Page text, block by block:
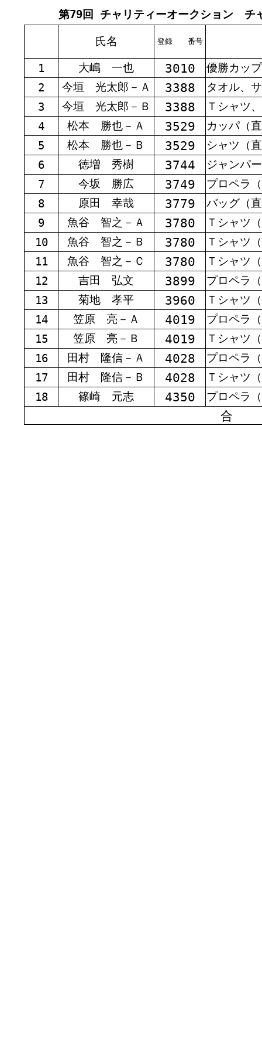
第79回 チャリティーオークション
氏名 登録 番号
1 大嶋 一也 3010
優勝カッ
2
今垣 光太郎－Ａ 3388
タオル、
3
今垣 光太郎－Ｂ 3388
Ｔシャツ
4
松本 勝也－Ａ 3529
カッパ（
5
松本 勝也－Ｂ 3529
シャツ（
6
徳増 秀樹 3744
ジャンパ
7
今坂 勝広 3749
プロペラ
8
原田 幸哉 3779
バッグ（
9
魚谷 智之－Ａ 3780
Ｔシャツ
10
魚谷 智之－Ｂ 3780
Ｔシャツ
11
魚谷 智之－Ｃ 3780
Ｔシャツ
12
吉田 弘文 3899
プロペラ
13
菊地 孝平 3960
Ｔシャツ
14
笠原 亮－Ａ 4019
プロペラ
15
笠原 亮－Ｂ 4019
Ｔシャツ
16
田村 隆信－Ａ 4028
プロペラ
17
田村 隆信－Ｂ 4028
Ｔシャツ
18
篠崎 元志 4350 プロペラ
合